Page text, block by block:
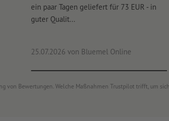
ein paar Tagen geliefert für 73 EUR - in
guter Qualit...
25.07.2026 von Bluemel Online
Bewertungen. Welche Maßnahmen Trustpilot trifft, um